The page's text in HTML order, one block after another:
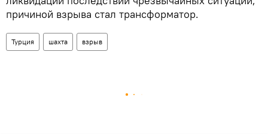
причиной взрыва стал трансформатор.
Турция шахта взрыв